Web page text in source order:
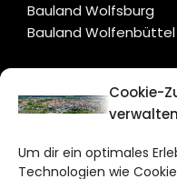
Cookie-
verwalten
Um dir ein optimales
Technologien wie
Bauland Wolfsburg
Bauland Wolfenbüttel
CITYLIFE!
Bruchtorwall 12